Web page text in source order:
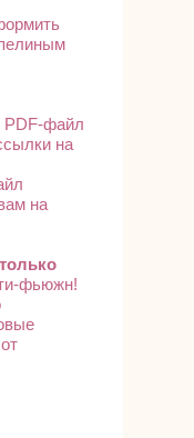
PDF-файл
на
на
только
фьюжн!